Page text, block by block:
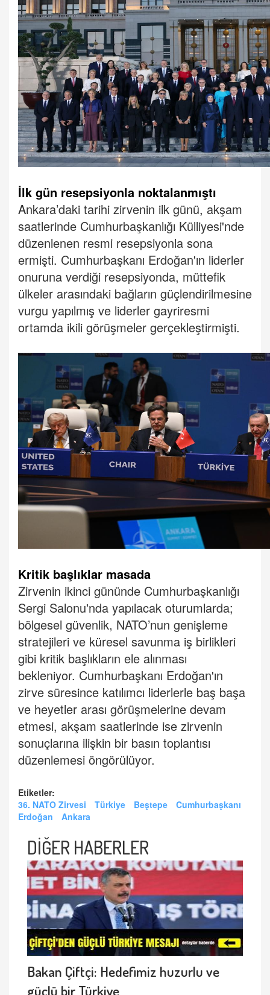
İlk gün resepsiyonla noktalanmıştı
Ankara’daki tarihi zirvenin ilk günü, akşam
saatlerinde Cumhurbaşkanlığı Külliyesi'nde
düzenlenen resmi resepsiyonla sona
ermişti. Cumhurbaşkanı Erdoğan'ın liderler
onuruna verdiği resepsiyonda, müttefik
ülkeler arasındaki bağların güçlendirilmesine
vurgu yapılmış ve liderler gayriresmi
ortamda ikili görüşmeler gerçekleştirmişti.
Kritik başlıklar masada
Zirvenin ikinci gününde Cumhurbaşkanlığı
Sergi Salonu'nda yapılacak oturumlarda;
bölgesel güvenlik, NATO’nun genişleme
stratejileri ve küresel savunma iş birlikleri
gibi kritik başlıkların ele alınması
bekleniyor. Cumhurbaşkanı Erdoğan'ın
zirve süresince katılımcı liderlerle baş başa
ve heyetler arası görüşmelerine devam
etmesi, akşam saatlerinde ise zirvenin
sonuçlarına ilişkin bir basın toplantısı
düzenlemesi öngörülüyor.
Etiketler:
36. NATO Zirvesi
Türkiye Beştepe
Cumhurbaşkanı
Erdoğan
Ankara
DİĞER HABERLER
Bakan Çiftçi: Hedefimiz huzurlu ve
güçlü bir Türkiye